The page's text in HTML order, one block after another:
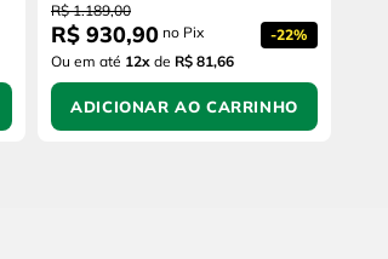
R$ 1.189,00
R$ 930,90 no Pix -22%
Ou em até 12x de R$ 81,66
ADICIONAR AO CARRINHO